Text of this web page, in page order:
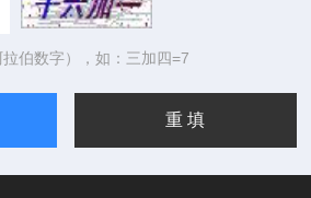
伯数字），如：三加四=7